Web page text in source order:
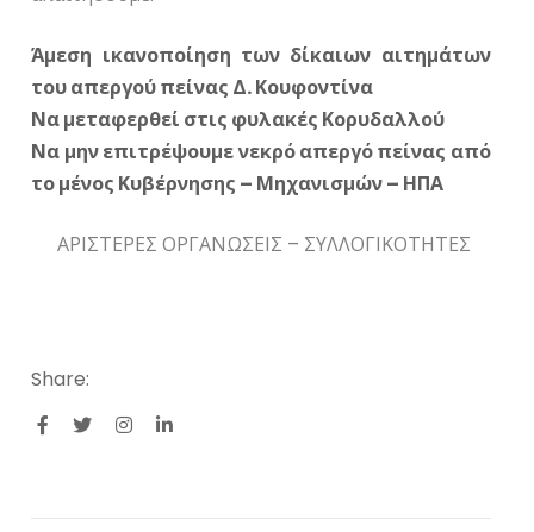
Άμεση ικανοποίηση των δίκαιων αιτημάτων
του απεργού πείνας Δ. Κουφοντίνα
Να μεταφερθεί στις φυλακές Κορυδαλλού
Να μην επιτρέψουμε νεκρό απεργό πείνας από
το μένος Κυβέρνησης – Μηχανισμών – ΗΠΑ
ΑΡΙΣΤΕΡΕΣ ΟΡΓΑΝΩΣΕΙΣ – ΣΥΛΛΟΓΙΚΟΤΗΤΕΣ
Share: